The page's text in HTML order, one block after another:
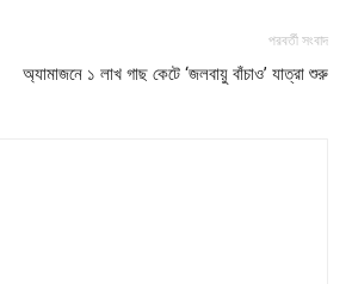
পরবর্তী সংবাদ
অ্যামাজনে ১ লাখ গাছ কেটে ‘জলবায়ু বাঁচাও’ যাত্রা শুরু